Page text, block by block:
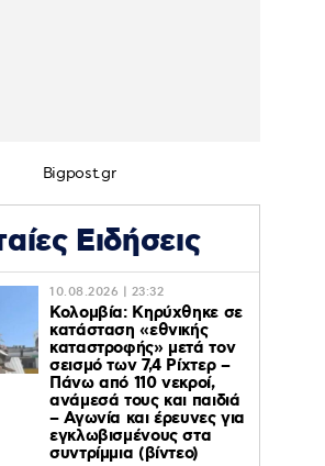
Bigpost.gr
Ειδήσεις
10.08.2026 | 23:32
Κολομβία: Κηρύχθηκε σε
κατάσταση «εθνικής
καταστροφής» μετά τον
σεισμό των 7,4 Ρίχτερ –
Πάνω από 110 νεκροί,
ανάμεσά τους και παιδιά
– Αγωνία και έρευνες για
εγκλωβισμένους στα
συντρίμμια (βίντεο)